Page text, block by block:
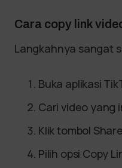
Cara copy link
Langkahnya sangat
Buka aplikasi
Cari video yang
Klik tombol
Pilih opsi Copy